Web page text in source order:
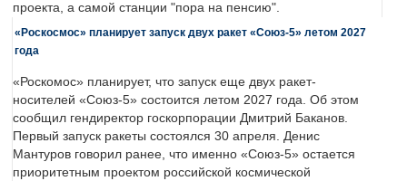
проекта, а самой станции "пора на пенсию".
«Роскосмос» планирует запуск двух ракет «Союз-5» летом 2027
года
«Роскомос» планирует, что запуск еще двух ракет-
носителей «Союз-5» состоится летом 2027 года. Об этом
сообщил гендиректор госкорпорации Дмитрий Баканов.
Первый запуск ракеты состоялся 30 апреля. Денис
Мантуров говорил ранее, что именно «Союз-5» остается
приоритетным проектом российской космической